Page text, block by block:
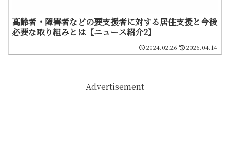
高齢者・障害者などの要支援者に対する居住支援と今後
必要な取り組みとは【ニュース紹介2】
2024.02.26 2026.04.14
Advertisement